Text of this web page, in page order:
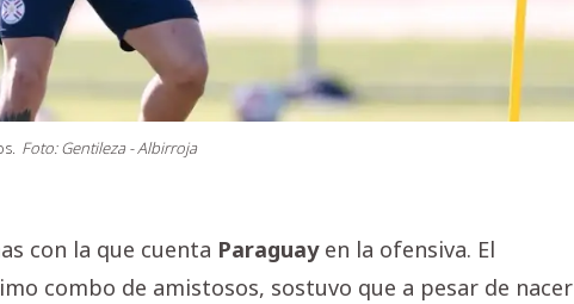
Foto: Gentileza - Albirroja
con la que cuenta Paraguayen la ofensiva. El
combo de amistosos, sostuvo que a pesar de nacer